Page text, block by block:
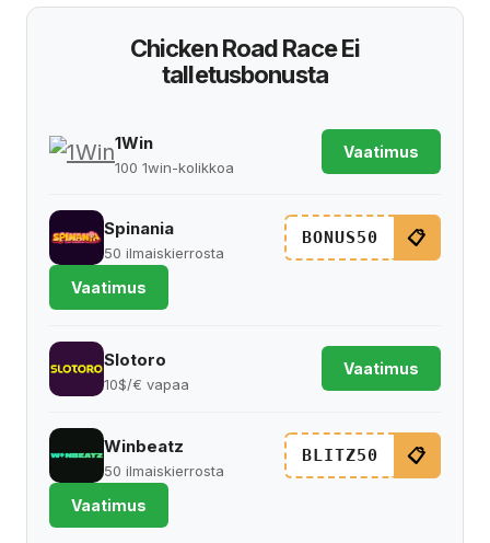
Chicken Road Race Ei
talletusbonusta
1Win
100 1win-kolikkoa
Vaatimus
Spinania
50 ilmaiskierrosta
BONUS50 📋
Vaatimus
Slotoro
10$/€ vapaa
Vaatimus
Winbeatz
50 ilmaiskierrosta
BLITZ50 📋
Vaatimus